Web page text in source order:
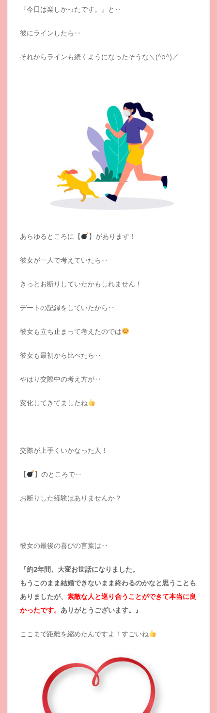
『今日は楽しかったです。』と‥
彼にラインしたら‥
それからラインも続くようになったそうな＼(^o^)／
あらゆるところに【 】があります！
彼女が一人で考えていたら‥
きっとお断りしていたかもしれません！
デートの記録をしていたから‥
彼女も立ち止まって考えたのでは
彼女も最初から比べたら‥
やはり交際中の考え方が‥
変化してきてましたね
交際が上手くいかなった人！
【 】のところで‥
お断りした経験はありませんか？
彼女の最後の喜びの言葉は‥
『約2年間、大変お世話になりました。
もうこのまま結婚できないまま終わるのかなと思うことも
ありましたが、 素敵な人と巡り合うことができて本当に良
かったです。 ありがとうございます。』
ここまで距離を縮めたんですよ！すごいね